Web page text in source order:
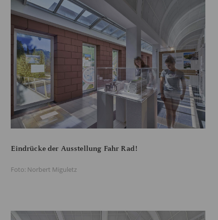
Eindrücke der Ausstellung Fahr Rad!
Foto: Norbert Miguletz